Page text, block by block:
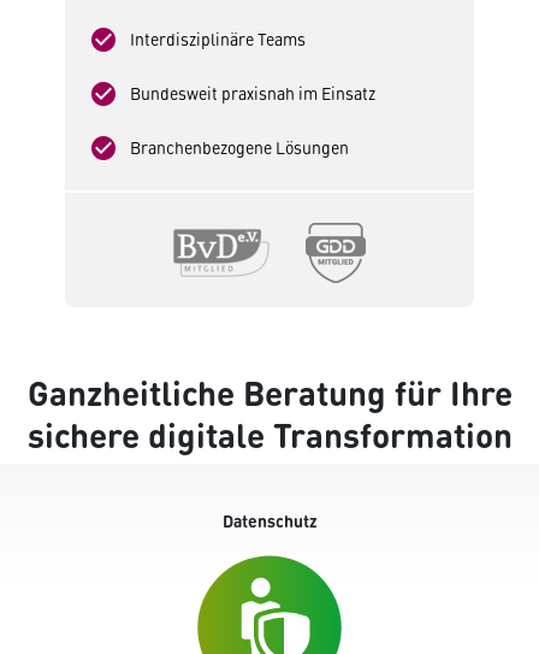
check_circle Interdisziplinäre Teams
check_circle Bundesweit praxisnah im Einsatz
check_circle Branchenbezogene Lösungen
Ganzheitliche Beratung für Ihre
sichere digitale Transformation
Datenschutz